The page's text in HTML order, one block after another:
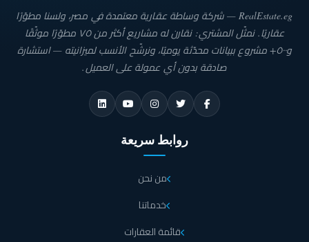
RealEstate.eg — شركة وساطة عقارية معتمدة في مصر، ولسنا مطوّرًا
عقاريًا. نمثّل المشتري: نقارن له مشاريع أكثر من ٧٥ مطوّرًا موثّقًا
و٥٠٠+ مشروع ببيانات محدّثة يوميًا، ونرشّح الأنسب لميزانيته — استشارة
صادقة بدون أي عمولة على العميل.
روابط سريعة
من نحن
خدماتنا
قائمة العقارات